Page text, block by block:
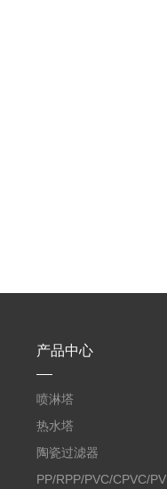
产品中心
喷淋塔
热水塔
陶瓷过滤器
PP/RPP/PVC/CPVC/